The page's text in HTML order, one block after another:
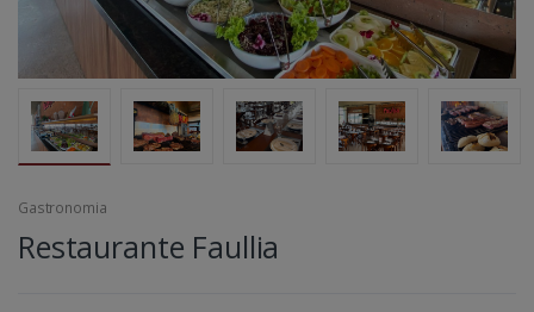
Gastronomia
Restaurante Faullia